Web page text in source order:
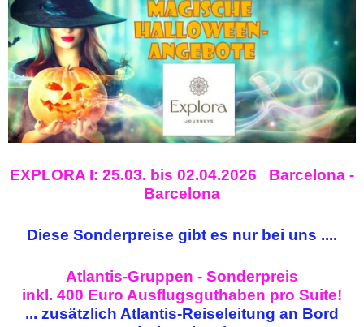
EXPLORA I: 25.03. bis 02.04.2026 Barcelona -
Barcelona
Diese Sonderpreise gibt es nur bei uns ....
Atlantis-Gruppen - Sonderpreis
inkl. 400 Euro Ausflugsguthaben pro Suite!
... zusätzlich Atlantis-Reiseleitung an Bord